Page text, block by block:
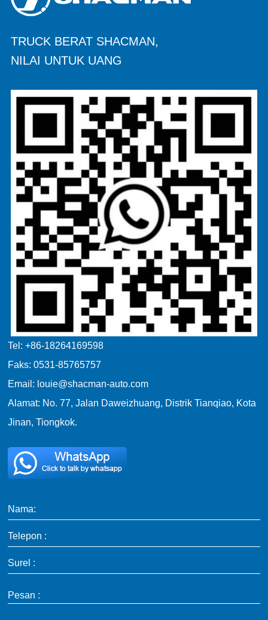
TRUCK BERAT SHACMAN,
NILAI UNTUK UANG
Tel: +86-18264169598
Faks: 0531-85765757
Email: louie@shacman-auto.com
Alamat: No. 77, Jalan Daweizhuang, Distrik Tianqiao, Kota
Jinan, Tiongkok.
Nama:
Telepon :
Surel :
Pesan :